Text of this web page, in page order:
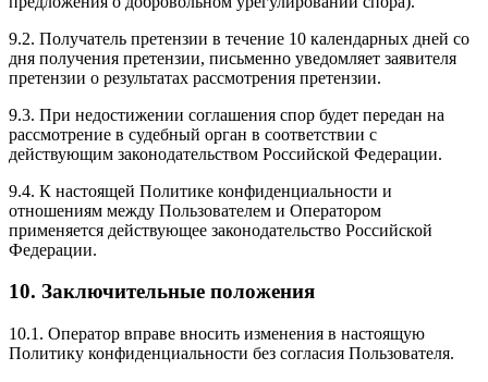
9.2. Получатель претензии в течение 10 календарных дней со
дня получения претензии, письменно уведомляет заявителя
претензии о результатах рассмотрения претензии.
9.3. При недостижении соглашения спор будет передан на
рассмотрение в судебный орган в соответствии с
действующим законодательством Российской Федерации.
9.4. К настоящей Политике конфиденциальности и
отношениям между Пользователем и Оператором
применяется действующее законодательство Российской
Федерации.
10. Заключительные положения
10.1. Оператор вправе вносить изменения в настоящую
Политику конфиденциальности без согласия Пользователя.